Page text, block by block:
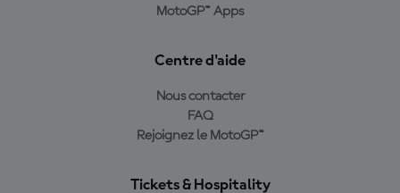
MotoGP™ Apps
Centre d'aide
Nous contacter
FAQ
Rejoignez le MotoGP™
Tickets & Hospitality